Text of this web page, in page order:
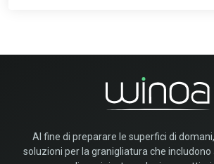
Al fine di preparare le superfici di
soluzioni per la granigliatura che includono